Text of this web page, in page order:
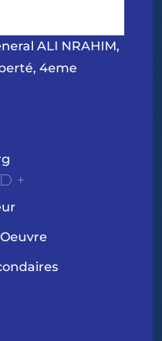
ALI NRAHIM,
4eme
+